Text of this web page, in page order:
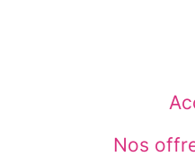
Nos